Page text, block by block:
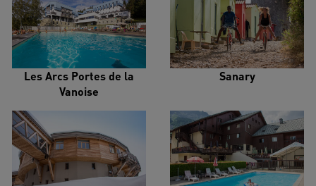
Les Arcs Portes de la
Vanoise
Sanary